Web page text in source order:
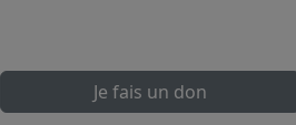
Je fais un don